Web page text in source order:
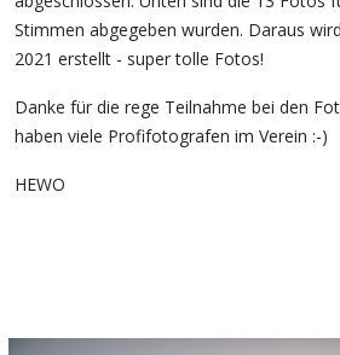
Stimmen abgegeben wurden. Daraus
2021 erstellt - super tolle Fotos!
Danke für die rege Teilnahme bei den
haben viele Profifotografen im Verein :-)
HEWO